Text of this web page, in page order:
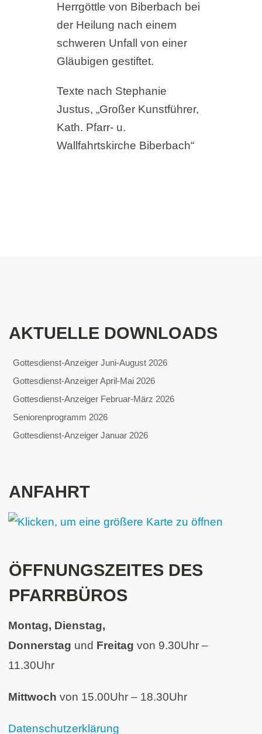
Herrgöttle von Biberbach bei
der Heilung nach einem
schweren Unfall von einer
Gläubigen gestiftet.
Texte nach Stephanie
Justus, „Großer Kunstführer,
Kath. Pfarr- u.
Wallfahrtskirche Biberbach“
AKTUELLE DOWNLOADS
Gottesdienst-Anzeiger Juni-August 2026
Gottesdienst-Anzeiger April-Mai 2026
Gottesdienst-Anzeiger Februar-März 2026
Seniorenprogramm 2026
Gottesdienst-Anzeiger Januar 2026
ANFAHRT
ÖFFNUNGSZEITES DES
PFARRBÜROS
Montag, Dienstag,
Donnerstag und Freitag von 9.30Uhr –
11.30Uhr
Mittwoch von 15.00Uhr – 18.30Uhr
Datenschutzerklärung